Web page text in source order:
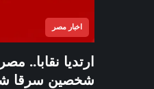
اخبار مصر
ارتديا نقابا..
شخصين سرقا